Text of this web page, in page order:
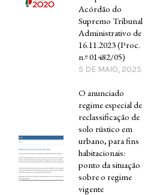
Acórdão do
Supremo Tribunal
Administrativo de
16.11.2023 (Proc.
n.º 01482/05)
5 DE MAIO, 2025
O anunciado
regime especial de
reclassificação de
solo rústico em
urbano, para fins
habitacionais:
ponto da situação
sobre o regime
vigente